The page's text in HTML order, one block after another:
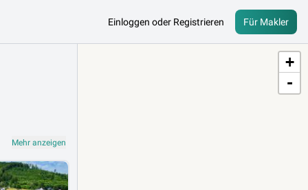
Einloggen oder Registrieren Für Makler
Mehr anzeigen
+
-